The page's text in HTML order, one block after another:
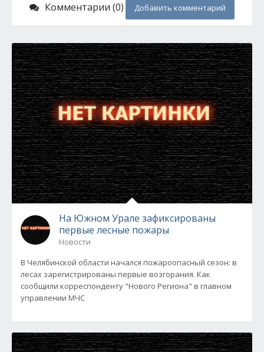
Комментарии (0) Добавить комментарий
На Южном Урале зафиксированы
первые лесные пожары
Новости
В Челябинской области начался пожароопасный сезон: в
лесах зарегистрированы первые возгорания. Как
сообщили корреспонденту "Нового Региона" в главном
управлении МЧС